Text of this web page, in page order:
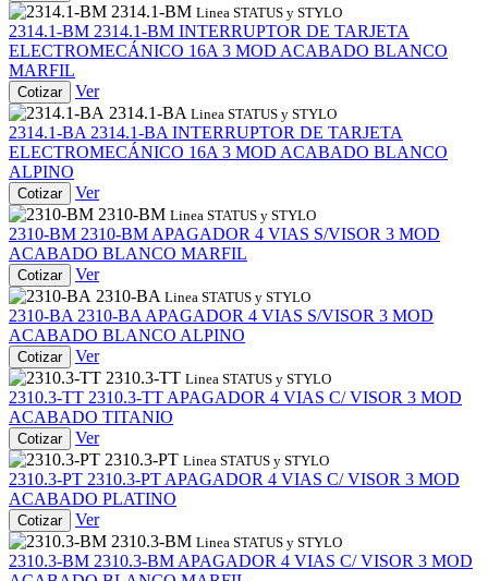
2314.1-BM Linea STATUS y STYLO
2314.1-BM 2314.1-BM INTERRUPTOR DE TARJETA
ELECTROMECÁNICO 16A 3 MOD ACABADO BLANCO
MARFIL
Cotizar
Ver
2314.1-BA Linea STATUS y STYLO
2314.1-BA 2314.1-BA INTERRUPTOR DE TARJETA
ELECTROMECÁNICO 16A 3 MOD ACABADO BLANCO
ALPINO
Cotizar
Ver
2310-BM Linea STATUS y STYLO
2310-BM 2310-BM APAGADOR 4 VIAS S/VISOR 3 MOD
ACABADO BLANCO MARFIL
Cotizar
Ver
2310-BA Linea STATUS y STYLO
2310-BA 2310-BA APAGADOR 4 VIAS S/VISOR 3 MOD
ACABADO BLANCO ALPINO
Cotizar
Ver
2310.3-TT Linea STATUS y STYLO
2310.3-TT 2310.3-TT APAGADOR 4 VIAS C/ VISOR 3 MOD
ACABADO TITANIO
Cotizar
Ver
2310.3-PT Linea STATUS y STYLO
2310.3-PT 2310.3-PT APAGADOR 4 VIAS C/ VISOR 3 MOD
ACABADO PLATINO
Cotizar
Ver
2310.3-BM Linea STATUS y STYLO
2310.3-BM 2310.3-BM APAGADOR 4 VIAS C/ VISOR 3 MOD